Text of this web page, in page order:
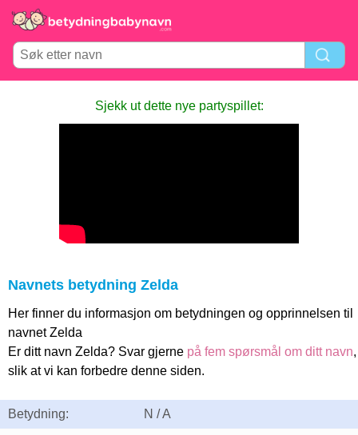
Sjekk ut dette nye partyspillet:
Navnets betydning Zelda
Her finner du informasjon om betydningen og opprinnelsen til
navnet Zelda
Er ditt navn Zelda? Svar gjerne på fem spørsmål om ditt navn,
slik at vi kan forbedre denne siden.
Betydning: N / A